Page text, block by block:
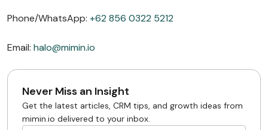
Phone/WhatsApp: +62 856 0322 5212
Email: halo@mimin.io
Never Miss an Insight
Get the latest articles, CRM tips, and growth ideas from
mimin.io delivered to your inbox.